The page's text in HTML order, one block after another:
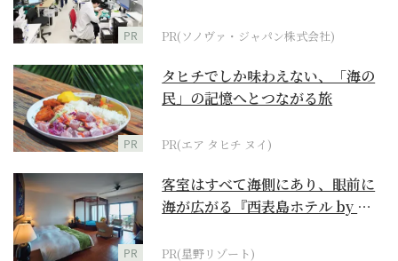
PR PR(ソノヴァ・ジャパン株式会社)
PR
タヒチでしか味わえない、「海の
民」の記憶へとつながる旅
PR(エア タヒチ ヌイ)
PR
客室はすべて海側にあり、眼前に
海が広がる『西表島ホテル by 星
PR(星野リゾート)